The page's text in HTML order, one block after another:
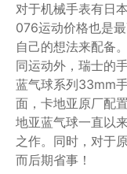
对于机械手表有日
076运动价格也是
自己的想法来配备
同运动外，瑞士的
蓝气球系列33mm
面，卡地亚原厂配
地亚蓝气球一直以
之作。同时，对于
而后期省事！